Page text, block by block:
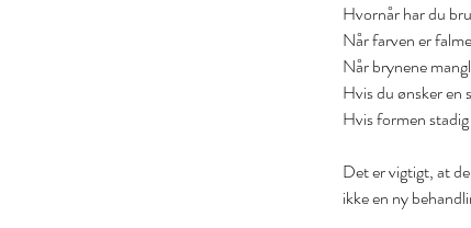
Hvornår har du
Når farven er
Når brynene
Hvis du ønsker en
Hvis formen
Det er vigtigt, at
ikke en ny